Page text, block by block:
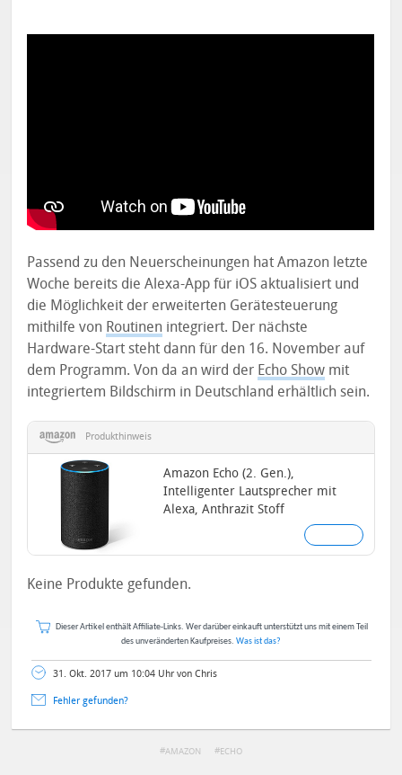
Passend zu den Neuerscheinungen hat Amazon letzte
Woche bereits die Alexa-App für iOS aktualisiert und
die Möglichkeit der erweiterten Gerätesteuerung
mithilfe von Routinen integriert. Der nächste
Hardware-Start steht dann für den 16. November auf
dem Programm. Von da an wird der Echo Show mit
integriertem Bildschirm in Deutschland erhältlich sein.
Produkthinweis
Amazon Echo (2. Gen.),
Intelligenter Lautsprecher mit
Alexa, Anthrazit Stoff
Keine Produkte gefunden.
Dieser Artikel enthält Affiliate-Links. Wer darüber einkauft unterstützt uns mit einem Teil
des unveränderten Kaufpreises. Was ist das?
31. Okt. 2017 um 10:04 Uhr von Chris
Fehler gefunden?
AMAZON ECHO